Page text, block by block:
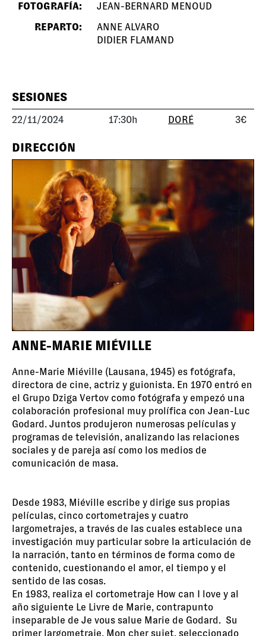
FOTOGRAFÍA:
JEAN-BERNARD MENOUD
REPARTO:
ANNE ALVARO
DIDIER FLAMAND
SESIONES
22/11/2024 17:30h DORÉ 3€
DIRECCIÓN
ANNE-MARIE MIÉVILLE
Anne-Marie Miéville (Lausana, 1945) es fotógrafa,
directora de cine, actriz y guionista. En 1970 entró en
el Grupo Dziga Vertov como fotógrafa y empezó una
colaboración profesional muy prolífica con Jean-Luc
Godard. Juntos produjeron numerosas películas y
programas de televisión, analizando las relaciones
sociales y de pareja así como los medios de
comunicación de masa.
Desde 1983, Miéville escribe y dirige sus propias
películas, cinco cortometrajes y cuatro
largometrajes, a través de las cuales establece una
investigación muy particular sobre la articulación de
la narración, tanto en términos de forma como de
contenido, cuestionando el amor, el tiempo y el
sentido de las cosas.
En 1983, realiza el cortometraje How can I love y al
año siguiente Le Livre de Marie, contrapunto
inseparable de Je vous salue Marie de Godard. Su
primer largometraje, Mon cher sujet, seleccionado